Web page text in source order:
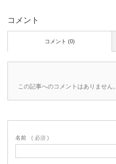
コメント
コメント (0)
この記事へのコメントはありません。
名前 ( 必須 )